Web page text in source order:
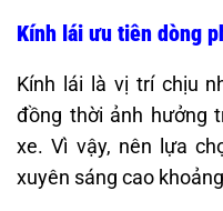
Kính lái ưu tiên dòng
Kính lái là vị trí chịu
đồng thời ảnh hưởng
xe. Vì vậy, nên lựa
xuyên sáng cao